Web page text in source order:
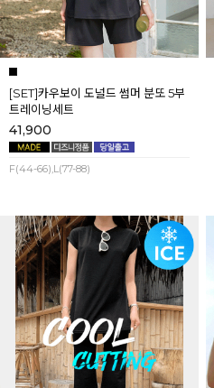
[SET]카우보이 도널드 썸머 분또 5부
트레이닝세트
41,900
F(44-66),L(77-88)